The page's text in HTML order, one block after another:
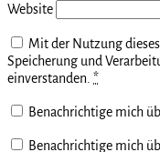
Website
Mit der Nutzung
Speicherung und
einverstanden. *
Benachrichtige mich
Benachrichtige mich